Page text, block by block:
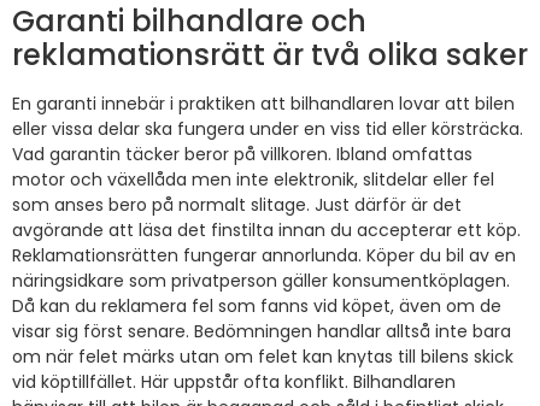
Garanti bilhandlare och
reklamationsrätt är två olika saker
En garanti innebär i praktiken att bilhandlaren lovar att bilen
eller vissa delar ska fungera under en viss tid eller körsträcka.
Vad garantin täcker beror på villkoren. Ibland omfattas
motor och växellåda men inte elektronik, slitdelar eller fel
som anses bero på normalt slitage. Just därför är det
avgörande att läsa det finstilta innan du accepterar ett köp.
Reklamationsrätten fungerar annorlunda. Köper du bil av en
näringsidkare som privatperson gäller konsumentköplagen.
Då kan du reklamera fel som fanns vid köpet, även om de
visar sig först senare. Bedömningen handlar alltså inte bara
om när felet märks utan om felet kan knytas till bilens skick
vid köptillfället. Här uppstår ofta konflikt. Bilhandlaren